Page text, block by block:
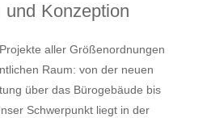
und Konzeption
aller Größenordnungen
Raum: von der neuen
über das Bürogebäude bis
Schwerpunkt liegt in der